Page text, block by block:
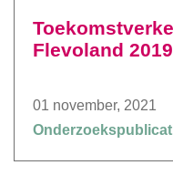
Flevoland 2019
01 november, 2021